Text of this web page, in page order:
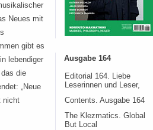
Neues mit
gibt es
lebendiger
das die
„Neue
nicht
Ausgabe 164
Editorial 164. Liebe
Leserinnen und Leser,
Contents. Ausgabe 164
The Klezmatics. Global
But Local